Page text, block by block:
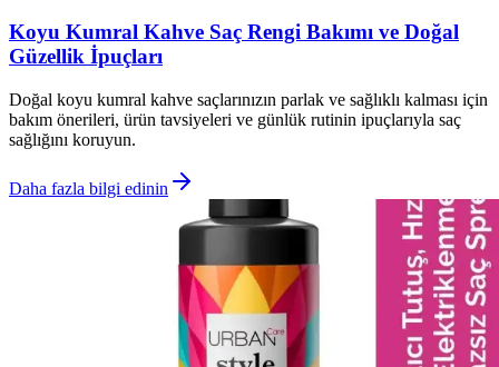
Koyu Kumral Kahve Saç Rengi Bakımı ve Doğal
Güzellik İpuçları
Doğal koyu kumral kahve saçlarınızın parlak ve sağlıklı kalması için
bakım önerileri, ürün tavsiyeleri ve günlük rutinin ipuçlarıyla saç
sağlığını koruyun.
Daha fazla bilgi edinin